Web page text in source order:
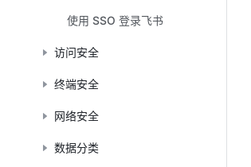
使用 SSO 登录飞书
访问安全
终端安全
网络安全
数据分类